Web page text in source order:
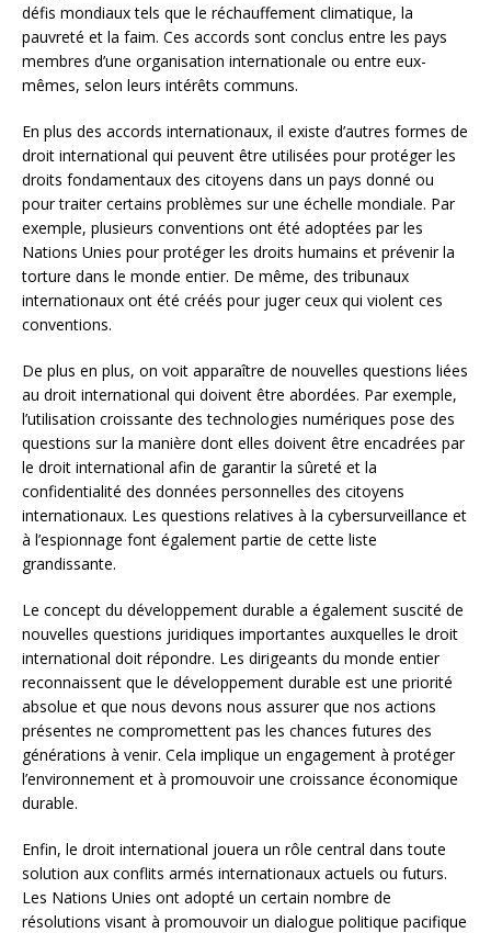
défis mondiaux tels que le réchauffement climatique, la
pauvreté et la faim. Ces accords sont conclus entre les pays
membres d’une organisation internationale ou entre eux-
mêmes, selon leurs intérêts communs.
En plus des accords internationaux, il existe d’autres formes de
droit international qui peuvent être utilisées pour protéger les
droits fondamentaux des citoyens dans un pays donné ou
pour traiter certains problèmes sur une échelle mondiale. Par
exemple, plusieurs conventions ont été adoptées par les
Nations Unies pour protéger les droits humains et prévenir la
torture dans le monde entier. De même, des tribunaux
internationaux ont été créés pour juger ceux qui violent ces
conventions.
De plus en plus, on voit apparaître de nouvelles questions liées
au droit international qui doivent être abordées. Par exemple,
l’utilisation croissante des technologies numériques pose des
questions sur la manière dont elles doivent être encadrées par
le droit international afin de garantir la sûreté et la
confidentialité des données personnelles des citoyens
internationaux. Les questions relatives à la cybersurveillance et
à l’espionnage font également partie de cette liste
grandissante.
Le concept du développement durable a également suscité de
nouvelles questions juridiques importantes auxquelles le droit
international doit répondre. Les dirigeants du monde entier
reconnaissent que le développement durable est une priorité
absolue et que nous devons nous assurer que nos actions
présentes ne compromettent pas les chances futures des
générations à venir. Cela implique un engagement à protéger
l’environnement et à promouvoir une croissance économique
durable.
Enfin, le droit international jouera un rôle central dans toute
solution aux conflits armés internationaux actuels ou futurs.
Les Nations Unies ont adopté un certain nombre de
résolutions visant à promouvoir un dialogue politique pacifique